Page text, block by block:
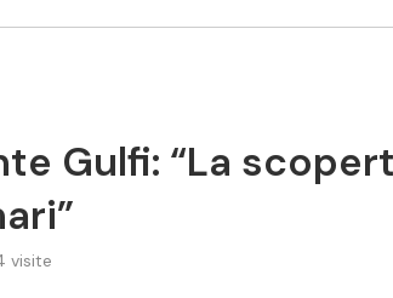
Gulfi: “La
visite